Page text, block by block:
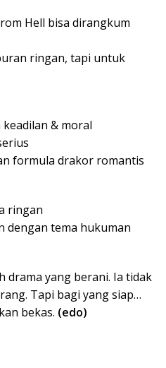
Hell bisa dirangkum
ringan, tapi untuk
& moral
formula drakor romantis
ringan
dengan tema hukuman
drama yang berani. Ia tidak
Tapi bagi yang siap…
bekas. (edo)